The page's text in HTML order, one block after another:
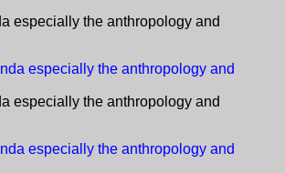
especially the anthropology and
especially the anthropology and